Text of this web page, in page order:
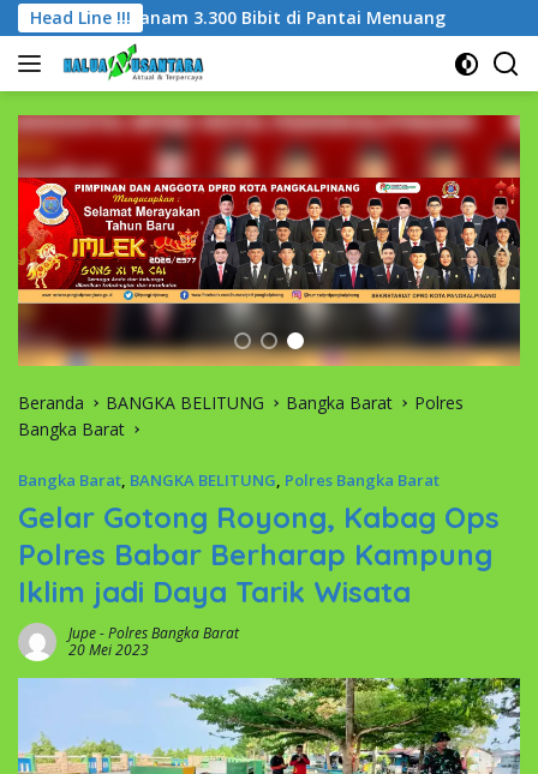
Langsung
ke
konten
Head Line !!!
3.300 Bibit di Pantai Menuang Wujudkan
Beranda BANGKA BELITUNG Bangka Barat
Polres
Bangka Barat
Bangka Barat, BANGKA BELITUNG, Polres Bangka Barat
Gelar Gotong Royong, Kabag Ops
Polres Babar Berharap Kampung
Iklim jadi Daya Tarik Wisata
Jupe-Polres Bangka Barat
20 Mei 2023